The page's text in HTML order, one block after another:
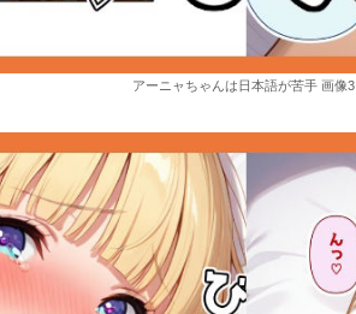
アーニャちゃんは日本語が苦手 画像3